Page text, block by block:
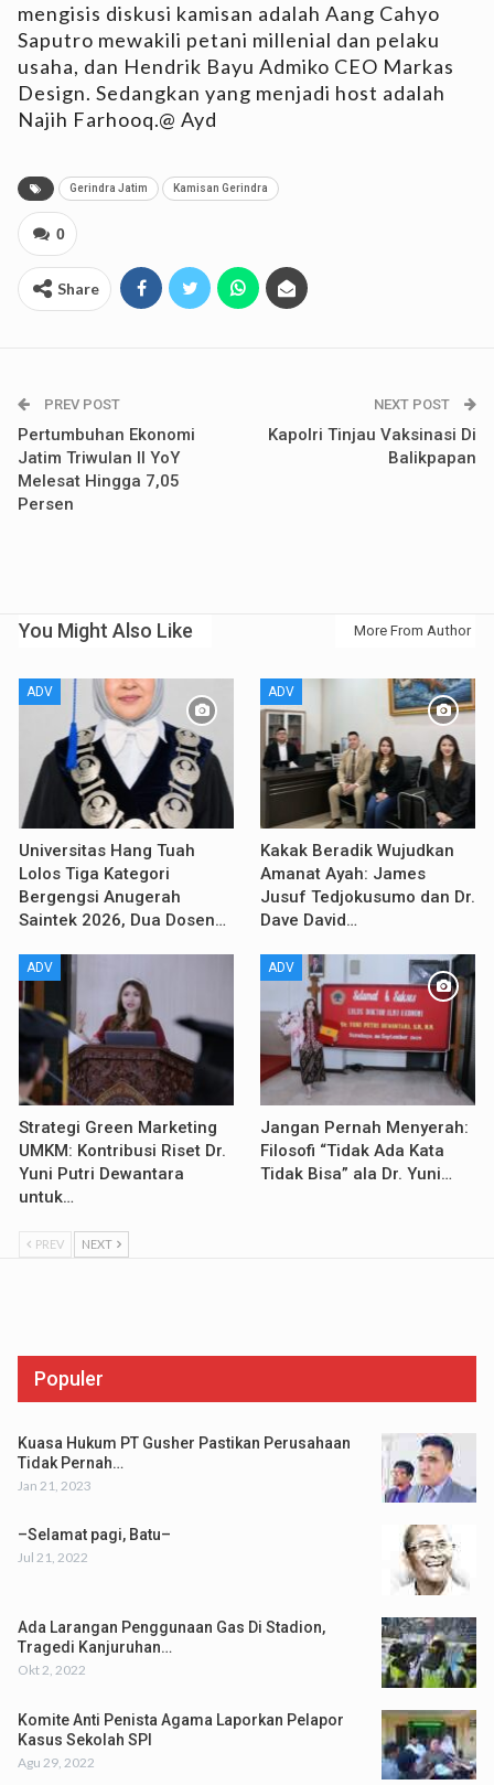
mengisis diskusi kamisan adalah Aang Cahyo
Saputro mewakili petani millenial dan pelaku
usaha, dan Hendrik Bayu Admiko CEO Markas
Design. Sedangkan yang menjadi host adalah
Najih Farhooq.@ Ayd
Gerindra Jatim Kamisan Gerindra
0
Share
PREV POST
Pertumbuhan Ekonomi
Jatim Triwulan II YoY
Melesat Hingga 7,05
Persen
NEXT POST
Kapolri Tinjau Vaksinasi Di
Balikpapan
You Might Also Like More From Author
ADV
Universitas Hang Tuah
Lolos Tiga Kategori
Bergengsi Anugerah
Saintek 2026, Dua Dosen…
ADV
Kakak Beradik Wujudkan
Amanat Ayah: James
Jusuf Tedjokusumo dan Dr.
Dave David…
ADV
Strategi Green Marketing
UMKM: Kontribusi Riset Dr.
Yuni Putri Dewantara
untuk…
ADV
Jangan Pernah Menyerah:
Filosofi “Tidak Ada Kata
Tidak Bisa” ala Dr. Yuni…
PREV NEXT
Populer
Kuasa Hukum PT Gusher Pastikan Perusahaan
Tidak Pernah…
Jan 21, 2023
–Selamat pagi, Batu–
Jul 21, 2022
Ada Larangan Penggunaan Gas Di Stadion,
Tragedi Kanjuruhan…
Okt 2, 2022
Komite Anti Penista Agama Laporkan Pelapor
Kasus Sekolah SPI
Agu 29, 2022